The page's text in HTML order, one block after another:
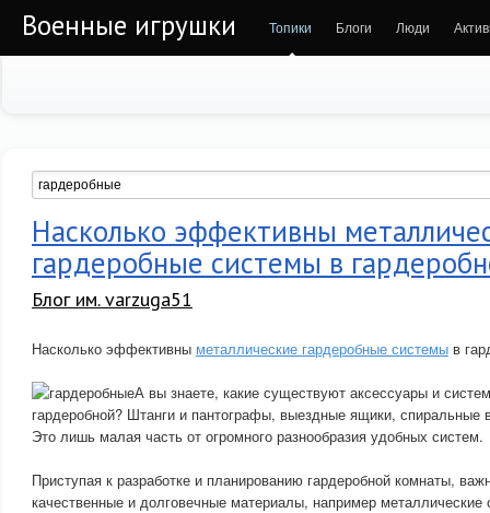
Военные игрушки Топики Блоги Люди
Насколько эффективны
гардеробные системы в
Блог им. varzuga51
Насколько эффективны металлические гардеробные системы в
А вы знаете, какие существуют аксессуары и
гардеробной? Штанги и пантографы, выездные ящики, спиральные
Это лишь малая часть от огромного разнообразия удобных систем.
Приступая к разработке и планированию гардеробной комнаты,
качественные и долговечные материалы, например металлические